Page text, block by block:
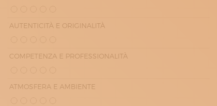
AUTENTICITÀ E ORIGINALITÀ
COMPETENZA E PROFESSIONALITÀ
ATMOSFERA E AMBIENTE